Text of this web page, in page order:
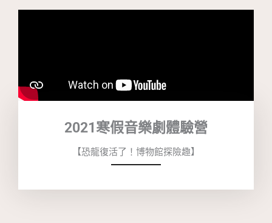
2021寒假音樂劇體驗營
【恐龍復活了！博物館探險趣】